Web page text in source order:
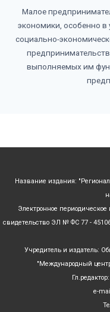
Малое
экономики, особенно
социально-
выполняемых им
Название издания:
Электронное периодическое
свидетельство ЭЛ № ФС 77 -
Учредитель и издатель:
"Международный
e-